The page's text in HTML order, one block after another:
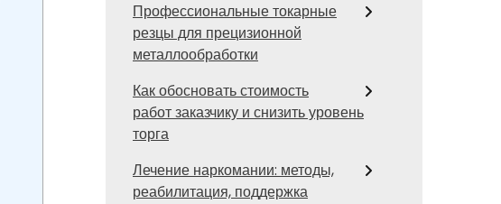
Профессиональные токарные
резцы для прецизионной
металлообработки
Как обосновать стоимость
работ заказчику и снизить уровень
торга
Лечение наркомании: методы,
реабилитация, поддержка